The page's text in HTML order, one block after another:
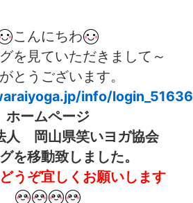
こんにちわ
を見ていただきまして～
とうございます。
info/login_ 51636
ホームページ
人 岡山県笑いヨガ協会
を移動致しました。
うぞ宜しくお願いします